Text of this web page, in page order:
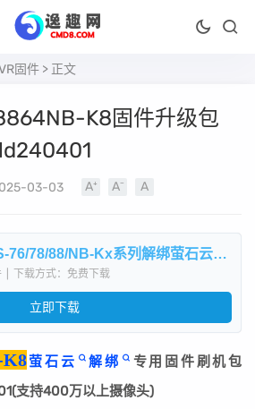
固件 > 正文
K8固件升级包
03-03
​海康威视DS-76/78/88/NB-Kx系列解绑萤石云专用固件刷机升级包V4.30.097build240401.zip
下载方式：免费下载
立即下载
K8萤石云 解绑
专用固件刷机包
支持400万以上摄像头)